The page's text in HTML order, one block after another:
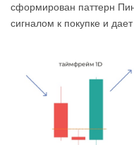
сформирован паттерн
сигналом к покупке и